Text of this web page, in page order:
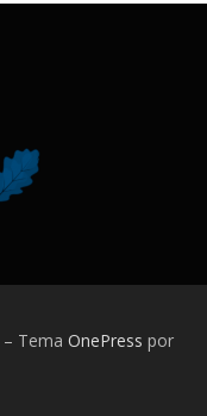
– Tema OnePress por